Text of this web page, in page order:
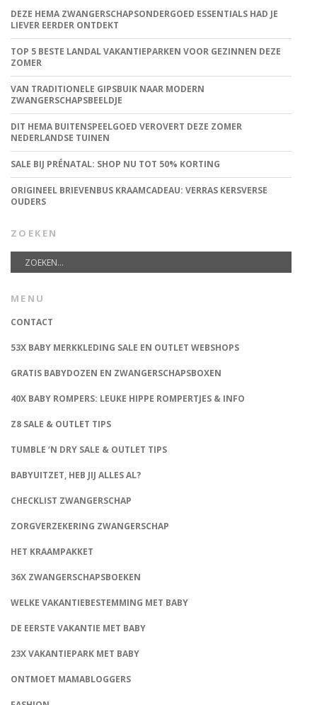
DEZE HEMA ZWANGERSCHAPSONDERGOED ESSENTIALS HAD JE
LIEVER EERDER ONTDEKT
TOP 5 BESTE LANDAL VAKANTIEPARKEN VOOR GEZINNEN DEZE
ZOMER
VAN TRADITIONELE GIPSBUIK NAAR MODERN
ZWANGERSCHAPSBEELDJE
DIT HEMA BUITENSPEELGOED VEROVERT DEZE ZOMER
NEDERLANDSE TUINEN
SALE BIJ PRÉNATAL: SHOP NU TOT 50% KORTING
ORIGINEEL BRIEVENBUS KRAAMCADEAU: VERRAS KERSVERSE
OUDERS
ZOEKEN
MENU
CONTACT
53X BABY MERKKLEDING SALE EN OUTLET WEBSHOPS
GRATIS BABYDOZEN EN ZWANGERSCHAPSBOXEN
40X BABY ROMPERS: LEUKE HIPPE ROMPERTJES & INFO
Z8 SALE & OUTLET TIPS
TUMBLE ‘N DRY SALE & OUTLET TIPS
BABYUITZET, HEB JIJ ALLES AL?
CHECKLIST ZWANGERSCHAP
ZORGVERZEKERING ZWANGERSCHAP
HET KRAAMPAKKET
36X ZWANGERSCHAPSBOEKEN
WELKE VAKANTIEBESTEMMING MET BABY
DE EERSTE VAKANTIE MET BABY
23X VAKANTIEPARK MET BABY
ONTMOET MAMABLOGGERS